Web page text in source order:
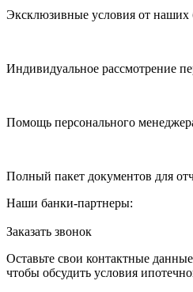
Эксклюзивные условия от наших
Индивидуальное рассмотрение
Помощь персонального
Полный пакет документов для
Наши банки-партнеры:
Заказать звонок
Оставьте свои контактные
чтобы обсудить условия